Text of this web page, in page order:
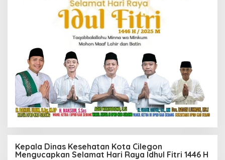
Kepala Dinas Kesehatan Kota Cilegon
Mengucapkan Selamat Hari Raya Idhul Fitri 1446 H